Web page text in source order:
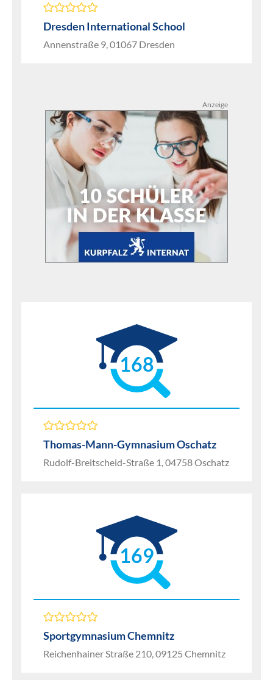
Dresden International School
Annenstraße 9, 01067 Dresden
Anzeige
168
Thomas-Mann-Gymnasium Oschatz
Rudolf-Breitscheid-Straße 1, 04758 Oschatz
169
Sportgymnasium Chemnitz
Reichenhainer Straße 210, 09125 Chemnitz